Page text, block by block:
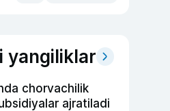
yangiliklar
chorvachilik
ajratiladi